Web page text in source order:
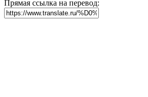
Прямая ссылка на перевод: